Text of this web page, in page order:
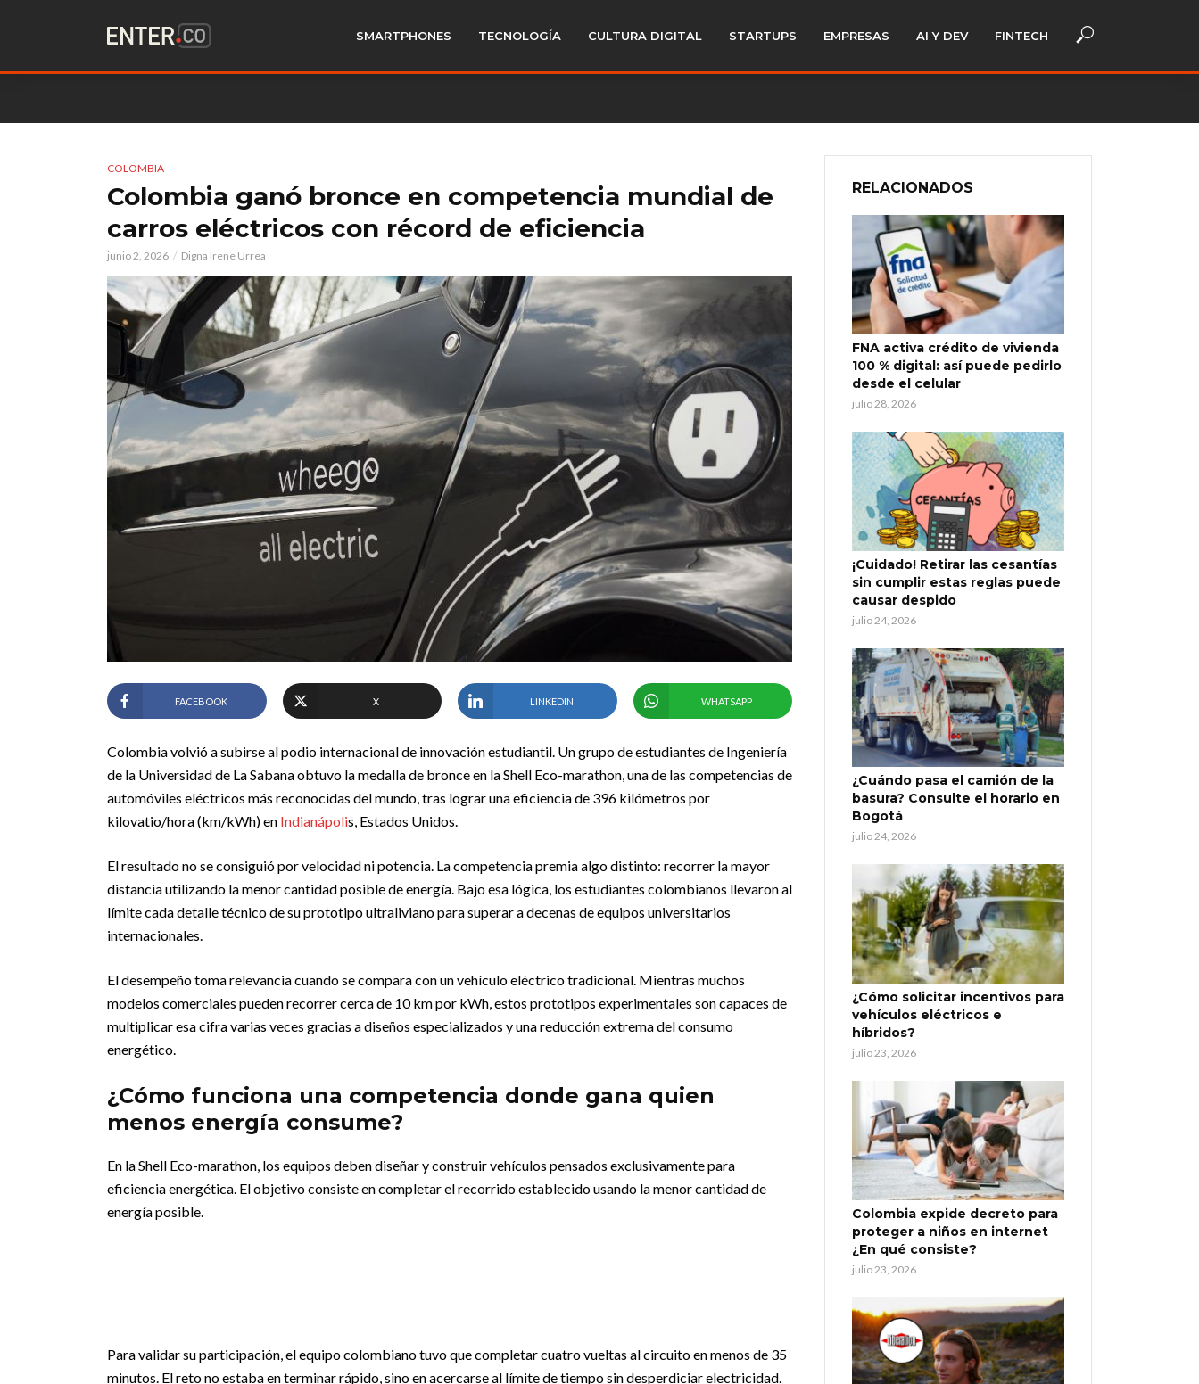
SMARTPHONES TECNOLOGÍA CULTURA DIGITAL STARTUPS EMPRESAS AI Y DEV FINTECH
COLOMBIA
Colombia ganó bronce en competencia mundial de
carros eléctricos con récord de eficiencia
junio 2, 2026 Digna Irene Urrea
FACEBOOK X LINKEDIN WHATSAPP
Colombia volvió a subirse al podio internacional de innovación estudiantil. Un grupo de estudiantes de Ingeniería
de la Universidad de La Sabana obtuvo la medalla de bronce en la Shell Eco-marathon, una de las competencias de
automóviles eléctricos más reconocidas del mundo, tras lograr una eficiencia de 396 kilómetros por
kilovatio/hora (km/kWh) en Indianápolis, Estados Unidos.
El resultado no se consiguió por velocidad ni potencia. La competencia premia algo distinto: recorrer la mayor
distancia utilizando la menor cantidad posible de energía. Bajo esa lógica, los estudiantes colombianos llevaron al
límite cada detalle técnico de su prototipo ultraliviano para superar a decenas de equipos universitarios
internacionales.
El desempeño toma relevancia cuando se compara con un vehículo eléctrico tradicional. Mientras muchos
modelos comerciales pueden recorrer cerca de 10 km por kWh, estos prototipos experimentales son capaces de
multiplicar esa cifra varias veces gracias a diseños especializados y una reducción extrema del consumo
energético.
¿Cómo funciona una competencia donde gana quien
menos energía consume?
En la Shell Eco-marathon, los equipos deben diseñar y construir vehículos pensados exclusivamente para
eficiencia energética. El objetivo consiste en completar el recorrido establecido usando la menor cantidad de
energía posible.
Para validar su participación, el equipo colombiano tuvo que completar cuatro vueltas al circuito en menos de 35
minutos. El reto no estaba en terminar rápido, sino en acercarse al límite de tiempo sin desperdiciar electricidad.
RELACIONADOS
FNA activa crédito de vivienda
100 % digital: así puede pedirlo
desde el celular
julio 28, 2026
¡Cuidado! Retirar las cesantías
sin cumplir estas reglas puede
causar despido
julio 24, 2026
¿Cuándo pasa el camión de la
basura? Consulte el horario en
Bogotá
julio 24, 2026
¿Cómo solicitar incentivos para
vehículos eléctricos e
híbridos?
julio 23, 2026
Colombia expide decreto para
proteger a niños en internet
¿En qué consiste?
julio 23, 2026